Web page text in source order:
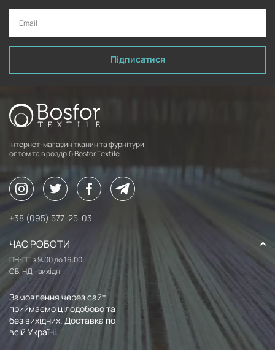
Підписатися
Інтернет-магазин тканин та фурнітури
оптом та в роздріб Bosfor Textile
+38 (095) 577-25-03
ЧАС РОБОТИ
ПН-ПТ з 9:00 до 16:00
СБ, НД - вихідні
Замовлення через сайт
приймаємо цілодобово та
без вихідних. Доставка по
всій Україні.